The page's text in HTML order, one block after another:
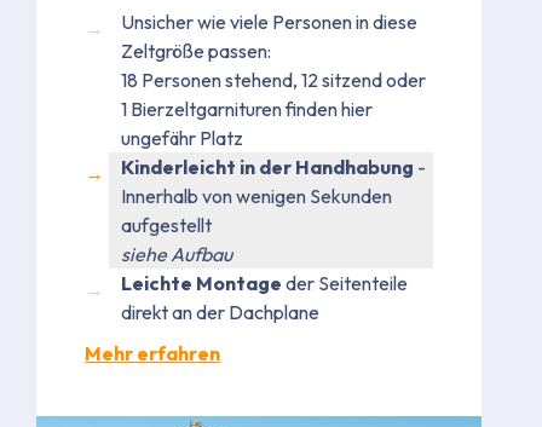
Unsicher wie viele Personen in diese
Zeltgröße passen:
18 Personen stehend, 12 sitzend oder
1 Bierzeltgarnituren finden hier
ungefähr Platz
Kinderleicht in der Handhabung -
Innerhalb von wenigen Sekunden
aufgestellt
siehe Aufbau
Leichte Montage der Seitenteile
direkt an der Dachplane
Mehr erfahren